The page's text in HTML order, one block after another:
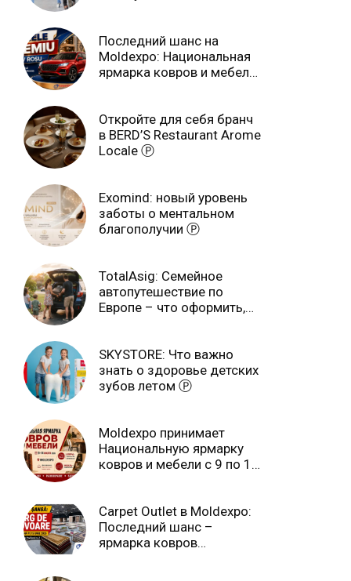
Последний шанс на
Moldexpo: Национальная
ярмарка ковров и мебели
Откройте для себя бранч
в BERD’S Restaurant Arome
Locale Ⓟ
Exomind: новый уровень
заботы о ментальном
благополучии Ⓟ
TotalAsig: Семейное
автопутешествие по
Европе – что оформить,
SKYSTORE: Что важно
знать о здоровье детских
зубов летом Ⓟ
Moldexpo принимает
Национальную ярмарку
ковров и мебели с 9 по 14
Carpet Outlet в Moldexpo:
Последний шанс –
ярмарка ковров